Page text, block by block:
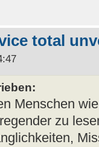
total
Menschen
zu